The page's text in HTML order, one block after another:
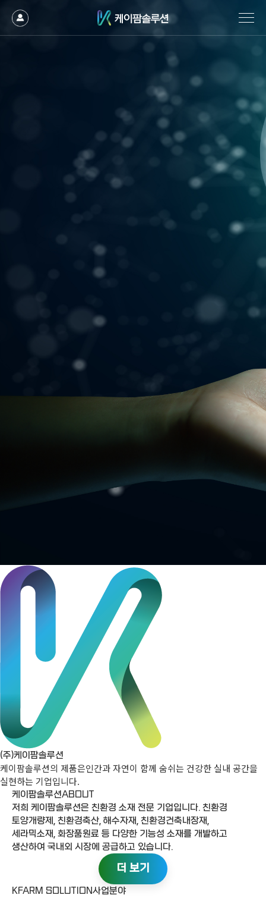
(주)케이팜솔루션
케이팜솔루션의 제품은인간과 자연이 함께 숨쉬는 건강한 실내 공간을
실현하는 기업입니다.
케이팜솔루션ABOUT
저희 케이팜솔루션은 친환경 소재 전문 기업입니다. 친환경
토양개량제, 친환경축산, 해수자재, 친환경건축내장재,
세라믹소재, 화장품원료 등 다양한 기능성 소재를 개발하고
생산하여 국내외 시장에 공급하고 있습니다.
더 보기
KFARM SOLUTION사업분야